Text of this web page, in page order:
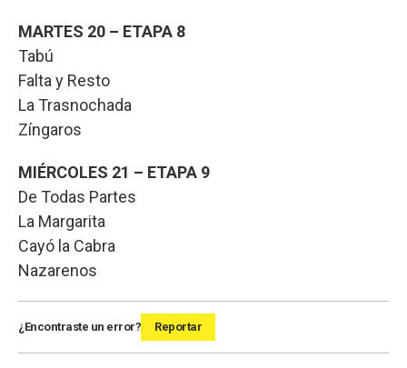
MARTES 20 – ETAPA 8
Tabú
Falta y Resto
La Trasnochada
Zíngaros
MIÉRCOLES 21 – ETAPA 9
De Todas Partes
La Margarita
Cayó la Cabra
Nazarenos
¿Encontraste un error? Reportar